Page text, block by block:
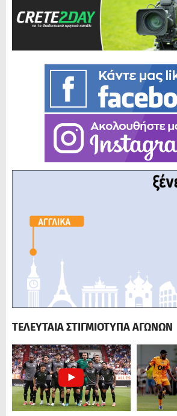
ΤΕΛΕΥΤΑΙΑ ΣΤΙΓΜΙΟΤΥΠΑ ΑΓΩΝΩΝ